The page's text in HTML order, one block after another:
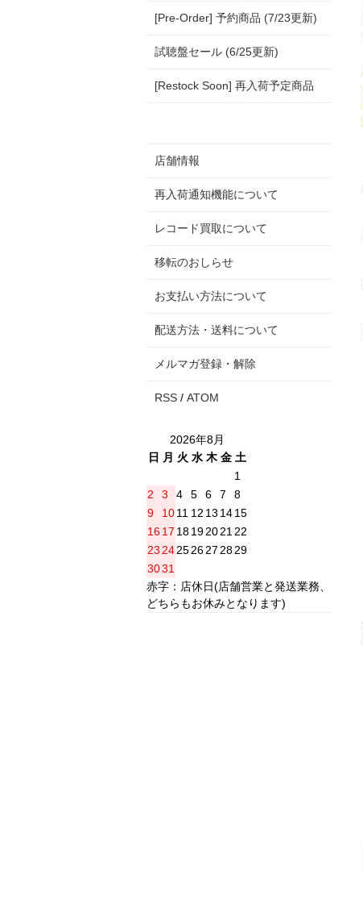
[Pre-Order] 予約商品 (7/23更新)
試聴盤セール (6/25更新)
[Restock Soon] 再入荷予定商品
店舗情報
再入荷通知機能について
レコード買取について
移転のおしらせ
お支払い方法について
配送方法・送料について
メルマガ登録・解除
RSS / ATOM
2026年8月
日
月 火 水 木 金 土
1
2
3 4 5 6 7
8
9
1011 12 13 1415
16 17 18192021 22
23 24252627 2829
3031
赤字：店休日(店舗営業と発送業務、
どちらもお休みとなります)